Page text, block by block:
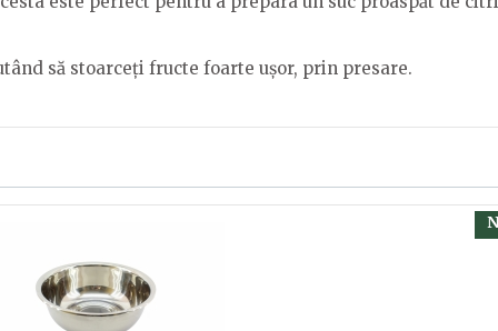
să stoarceți fructe foarte ușor, prin presare.